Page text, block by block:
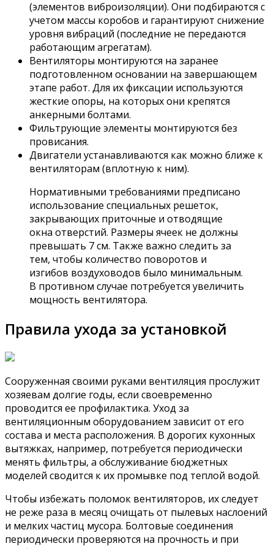
(элементов виброизоляции). Они подбираются с
учетом массы коробов и гарантируют снижение
уровня вибраций (последние не передаются
работающим агрегатам).
Вентиляторы монтируются на заранее
подготовленном основании на завершающем
этапе работ. Для их фиксации используются
жесткие опоры, на которых они крепятся
анкерными болтами.
Фильтрующие элементы монтируются без
провисания.
Двигатели устанавливаются как можно ближе к
вентиляторам (вплотную к ним).
Нормативными требованиями предписано
использование специальных решеток,
закрывающих приточные и отводящие
окна отверстий. Размеры ячеек не должны
превышать 7 см. Также важно следить за
тем, чтобы количество поворотов и
изгибов воздуховодов было минимальным.
В противном случае потребуется увеличить
мощность вентилятора.
Правила ухода за установкой
Сооруженная своими руками вентиляция прослужит
хозяевам долгие годы, если своевременно
проводится ее профилактика. Уход за
вентиляционным оборудованием зависит от его
состава и места расположения. В дорогих кухонных
вытяжках, например, потребуется периодически
менять фильтры, а обслуживание бюджетных
моделей сводится к их промывке под теплой водой.
Чтобы избежать поломок вентиляторов, их следует
не реже раза в месяц очищать от пылевых наслоений
и мелких частиц мусора. Болтовые соединения
периодически проверяются на прочность и при